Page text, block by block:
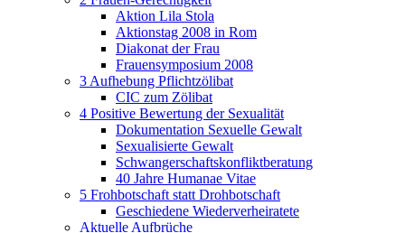
Aktion Lila Stola
Aktionstag 2008 in Rom
Diakonat der Frau
Frauensymposium 2008
3 Aufhebung Pflichtzölibat
CIC zum Zölibat
4 Positive Bewertung der Sexualität
Dokumentation Sexuelle Gewalt
Sexualisierte Gewalt
Schwangerschaftskonfliktberatung
40 Jahre Humanae Vitae
5 Frohbotschaft statt Drohbotschaft
Geschiedene Wiederverheiratete
Aktuelle Aufbrüche